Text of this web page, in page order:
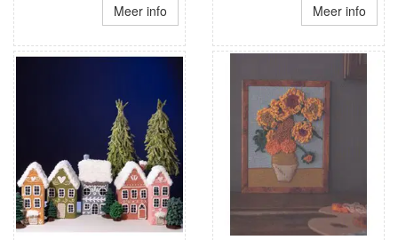
Meer info Meer info